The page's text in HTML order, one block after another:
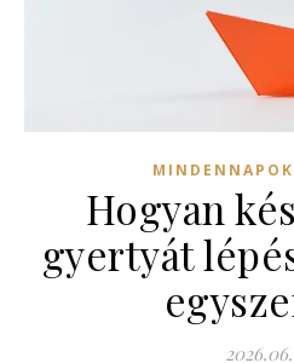
MINDENNAPOK
Hogyan
gyertyát